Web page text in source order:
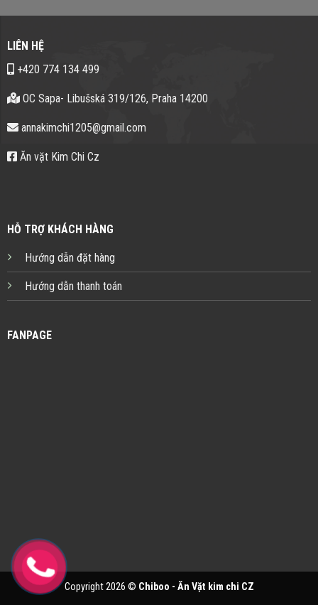
LIÊN HỆ
+420 774 134 499
OC Sapa- Libušská 319/126, Praha 14200
annakimchi1205@gmail.com
Ăn vặt Kim Chi Cz
HỖ TRỢ KHÁCH HÀNG
Hướng dẫn đặt hàng
Hướng dẫn thanh toán
FANPAGE
Copyright 2026 © Chiboo - Ăn Vặt kim chi CZ